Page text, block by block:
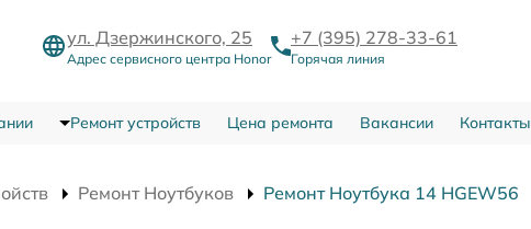
ул. Дзержинского, 25
Адрес сервисного центра Honor
+7 (395) 278-33-61
Горячая линия
Ремонт устройств Цена ремонта Вакансии Контакты
Ремонт Ноутбуков Ремонт Ноутбука 14 HGEW56